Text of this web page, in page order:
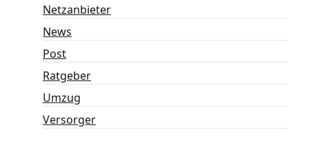
Netzanbieter
News
Post
Ratgeber
Umzug
Versorger